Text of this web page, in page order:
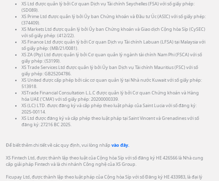
XS Ltd được quản lý bởi Cơ quan Dịch vụ Tài chính Seychelles (FSA) với số giấy phép:
(SD089).
XS Prime Ltd được quản lý bởi Ủy ban Chứng khoán và Đầu tư Úc (ASIC) với số giấy phép:
(374409).
XS Markets Ltd được quản lý bởi Ủy ban Chứng khoán và Giao dịch Cộng hòa Síp (CySEC)
với số giấy phép: (412/22).
XS Finance Ltd được quản lý bởi Cơ quan Dịch vụ Tài chính Labuan (LFSA) tại Malaysia với
số giấy phép: (MB/21/0081).
XS ZA (Pty) Ltd được quản lý bởi Cơ quan quản lý ngành tài chính Nam Phi (FSCA) với số
giấy phép: (53199).
XS Trade Services Ltd được quản lý bởi Ủy ban Dịch vụ Tài chính Mauritius (FSC) với số
giấy phép: GB25204786.
XS United được cấp phép bởi các cơ quan quản lý tại Nhà nước Kuwait với số giấy phép:
513918.
XSTrade Financial Consultation L.L.C được quản lý bởi Cơ quan Chứng khoán và Hàng
hóa UAE (‘CMA’) với số giấy phép: 20200000339.
XS (LC) LTD. được đăng ký và cấp phép theo luật pháp của Saint Lucia với số đăng ký:
2025-00114.
XS Ltd được đăng ký và cấp phép theo luật pháp tại Saint Vincent và Grenadines với số
đăng ký: 27216 BC 2025.
Để biết thêm chi tiết về các quy định, vui lòng nhấp vào đây.
XS Fintech Ltd, được thành lập theo luật của Cộng hòa Síp với số đăng ký HE 426566 là Nhà cung
cấp giải pháp Fintech và là chi nhánh Công nghệ của XS Group.
Ficupay Ltd, được thành lập theo luật pháp của Cộng hòa Síp với số Đăng ký HE 433983, là đại lý